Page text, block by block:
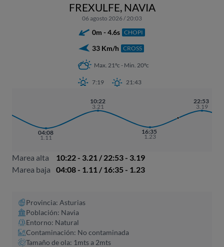
FREXULFE, NAVIA
06 agosto 2026 / 20:03
0m - 4.6s CHOPI
33 Km/h CROSS
Max. 21ºc - Min. 20ºc
7:19 21:43
04:08
1.11
10:22
3.21
16:35
1.23
22:53
3.19
Marea alta
10:22 - 3.21 / 22:53 - 3.19
Marea baja
04:08 - 1.11 / 16:35 - 1.23
Provincia: Asturias
Población: Navia
Entorno: Natural
Contaminación: No contaminada
Tamaño de ola: 1mts a 2mts